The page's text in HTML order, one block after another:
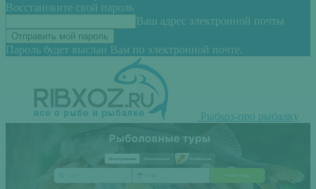
Восстановите свой пароль
Ваш адрес электронной почты
Пароль будет выслан Вам по электронной почте.
Рыбхоз-про рыбалку